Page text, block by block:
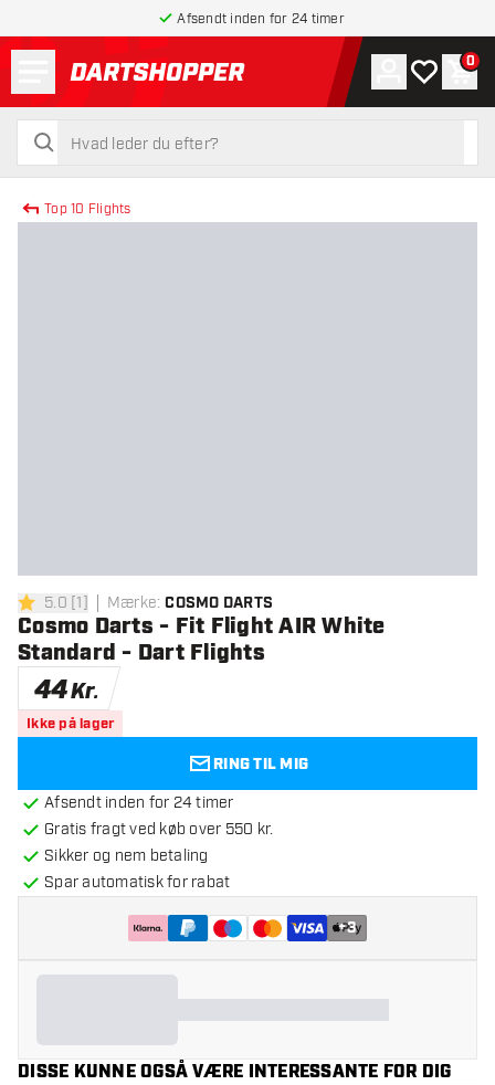
Afsendt inden for 24 timer
tilbage til forsiden
søg
søg
Konto
Min 0
Top 10 Flights
5 bedømmelsesstjerner
5.0 [1] Mærke: COSMO DARTS
Cosmo Darts - Fit Flight AIR White
Standard - Dart Flights
44Kr.
Ikke på lager
RING TIL MIG
Afsendt inden for 24 timer
Gratis fragt ved køb over 550 kr.
Sikker og nem betaling
Spar automatisk for rabat
+3
DISSE KUNNE OGSÅ VÆRE INTERESSANTE FOR DIG